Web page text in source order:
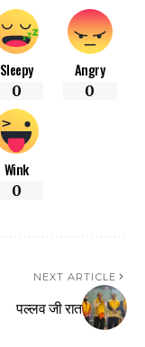
Sleepy
0
Angry
0
Wink
0
NEXT ARTICLE
पल्लव जी रात